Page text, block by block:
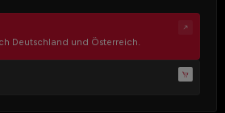
Deutschland und Österreich.